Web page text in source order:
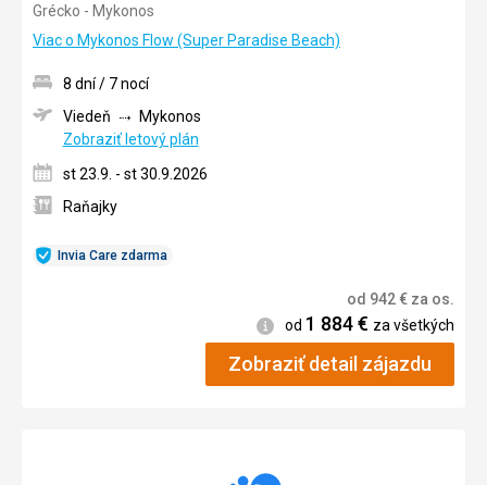
5/5
Grécko - Mykonos
Viac o Mykonos Flow (Super Paradise Beach)
Invia Care zdarma
8 dní / 7 nocí
Viedeň
Mykonos
Zobraziť letový plán
st 23.9. - st 30.9.2026
Raňajky
od 942€ za os.
Informácie
od 1 884€ za všetkých
Zobraziť detail zájazdu